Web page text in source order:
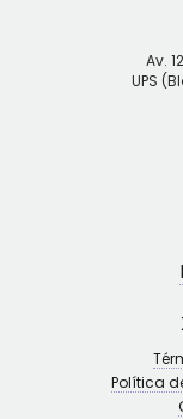
Av.
UPS
Política